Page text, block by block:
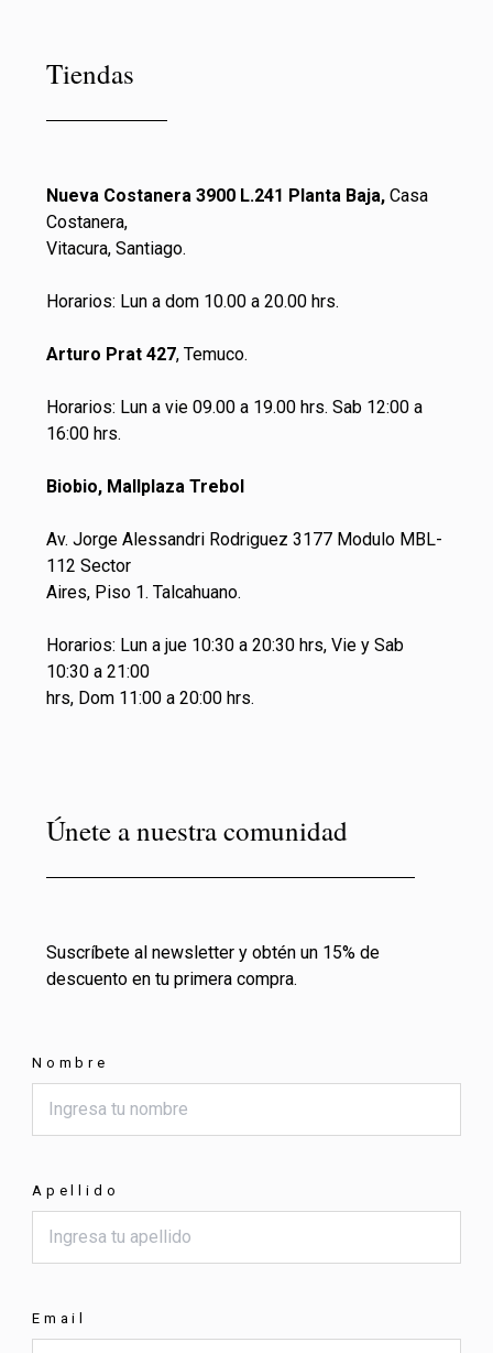
Tiendas
Nueva Costanera 3900 L.241 Planta Baja, Casa
Costanera,
Vitacura, Santiago.
Horarios: Lun a dom 10.00 a 20.00 hrs.
Arturo Prat 427, Temuco.
Horarios: Lun a vie 09.00 a 19.00 hrs. Sab 12:00 a
16:00 hrs.
Biobio, Mallplaza Trebol
Av. Jorge Alessandri Rodriguez 3177 Modulo MBL-
112 Sector
Aires, Piso 1. Talcahuano.
Horarios: Lun a jue 10:30 a 20:30 hrs, Vie y Sab
10:30 a 21:00
hrs, Dom 11:00 a 20:00 hrs.
Únete a nuestra comunidad
Suscríbete al newsletter y obtén un 15% de
descuento en tu primera compra.
Nombre
Apellido
Email